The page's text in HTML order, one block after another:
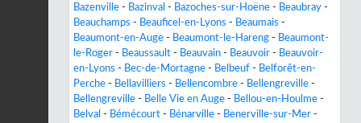
Bazenville - Bazinval - Bazoches-sur-Hoëne - Beaubray -
Beauchamps - Beauficel-en-Lyons - Beaumais -
Beaumont-en-Auge - Beaumont-le-Hareng - Beaumont-
le-Roger - Beaussault - Beauvain - Beauvoir - Beauvoir-
en-Lyons - Bec-de-Mortagne - Belbeuf - Belforêt-en-
Perche - Bellavilliers - Bellencombre - Bellengreville -
Bellengreville - Belle Vie en Auge - Bellou-en-Houlme -
Belval - Bémécourt - Bénarville - Benerville-sur-Mer -